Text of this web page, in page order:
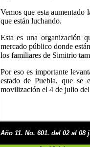
Vemos que esta
que están luchando.
Esta es una organización
mercado público donde
los familiares de Simitrio
Por eso es importante
estado de Puebla, que se
movilización el 4 de julio
Año 11. No. 601. del 02 al 08